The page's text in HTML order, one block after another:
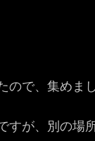
で、集めまし
が、別の場